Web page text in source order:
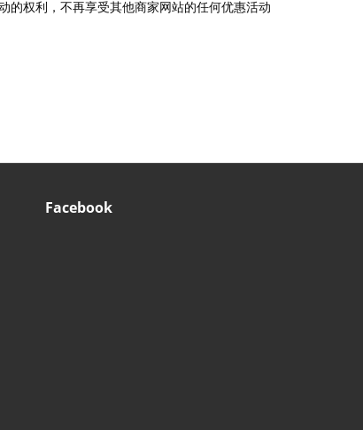
的权利，不再享受其他商家网站的任何优惠活动
Facebook